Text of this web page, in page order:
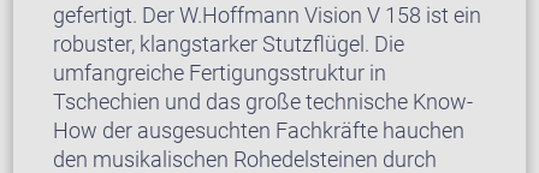
gefertigt. Der W.Hoffmann Vision V 158 ist ein
robuster, klangstarker Stutzflügel. Die
umfangreiche Fertigungsstruktur in
Tschechien und das große technische Know-
How der ausgesuchten Fachkräfte hauchen
den musikalischen Rohedelsteinen durch